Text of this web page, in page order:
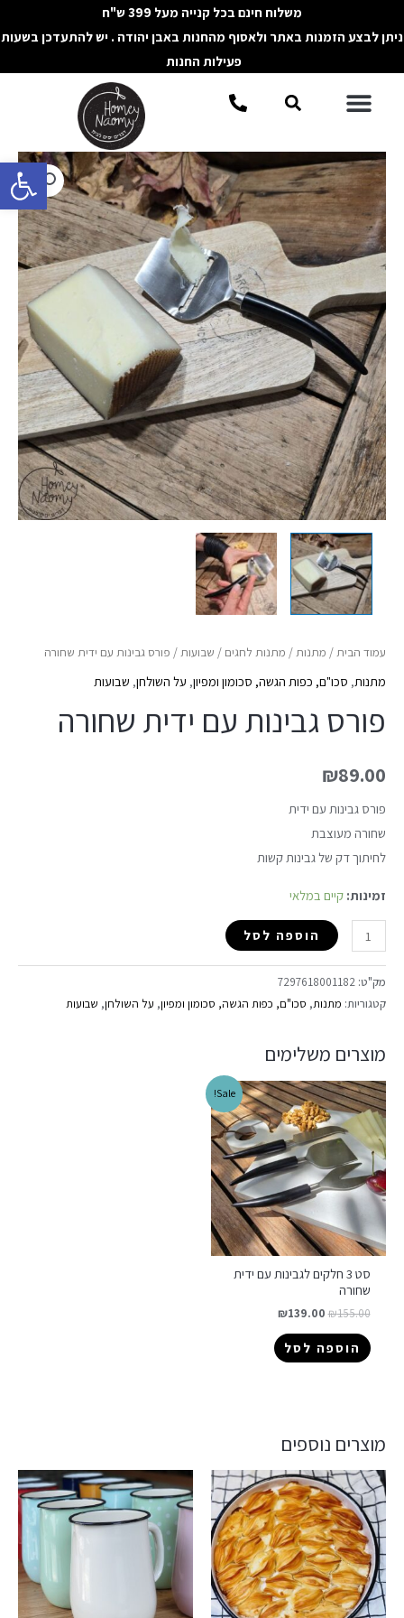
פתח
לתוכן
משלוח חינם בכל קנייה מעל 399 ש"ח
ניתן לבצע הזמנות באתר ולאסוף מהחנות באבן יהודה . יש להתעדכן בשעות
פעילות החנות
תפריטחיפוש
עמוד הבית/ מתנות/ מתנות לחגים / שבועות/ פורס גבינות עם ידית שחורה
מתנות, סכו"ם, כפות הגשה, סכומון ומפיון, על השולחן, שבועות
פורס גבינות עם ידית שחורה
₪89.00
פורס גבינות עם ידית
שחורה מעוצבת
לחיתוך דק של גבינות קשות
זמינות: קיים במלאי
כמות
של
פורס
גבינות
עם
שחורה
הוספה לסל
מק"ט: 7297618001182
קטגוריות: מתנות, סכו"ם, כפות הגשה, סכומון ומפיון, על השולחן, שבועות
מוצרים משלימים
Sale!
סט 3 חלקים לגבינות עם ידית
שחורה
₪155.00
₪139.00
הוספה לסל
מוצרים נוספים